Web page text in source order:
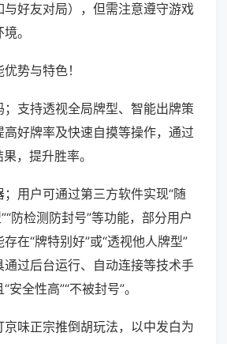
与好友对局），但需注意遵守游戏
。
势与特色！
支持透视全局牌型、智能出牌策
高好牌率及快速自摸等操作，通过
，提升胜率。
用户可通过第三方软件实现“随
防检测防封号”等功能，部分用户
在“牌特别好”或“透视他人牌型”
通过后台运行、自动连接等技术手
全性高”“不被封号”。
味正宗推倒胡玩法，以中发白为